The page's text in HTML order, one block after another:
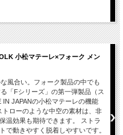
小松マテーレ×フォーク メン
風合い。フォーク製品の中でも
「Fシリーズ」の第一弾製品（ス
IN JAPANの小松マテーレの機能
ローのような中空の素材は、非
温効果も期待できます。 ストラ
で動きやすく脱着しやすいです。